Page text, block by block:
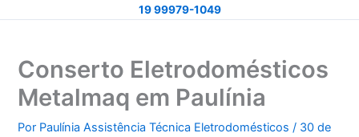
19 99979-1049
Conserto Eletrodomésticos
Metalmaq em Paulínia
Por Paulínia Assistência Técnica Eletrodomésticos/ 30 de